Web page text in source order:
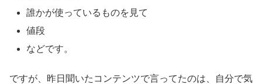
誰かが使っているものを見て
値段
などです。
ですが、昨日聞いたコンテンツで言ってたのは、自分で気